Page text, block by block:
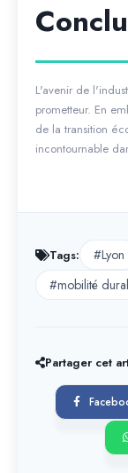
L'avenir de
prometteur. En
de la transition
incontournable
Tags: #Lyon
#mobilité
Partager cet